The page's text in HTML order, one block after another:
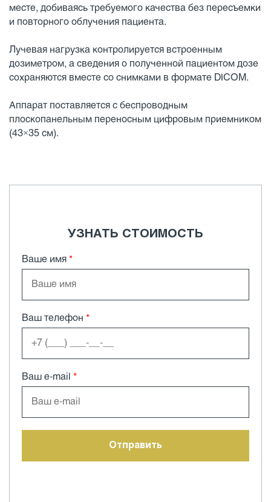
месте, добиваясь требуемого качества без пересъемки
и повторного облучения пациента.
Лучевая нагрузка контролируется встроенным
дозиметром, а сведения о полученной пациентом дозе
сохраняются вместе со снимками в формате DICOM.
Аппарат поставляется с беспроводным
плоскопанельным переносным цифровым приемником
(43×35 см).
УЗНАТЬ СТОИМОСТЬ
Ваше имя *
Ваш телефон *
Ваш e-mail *